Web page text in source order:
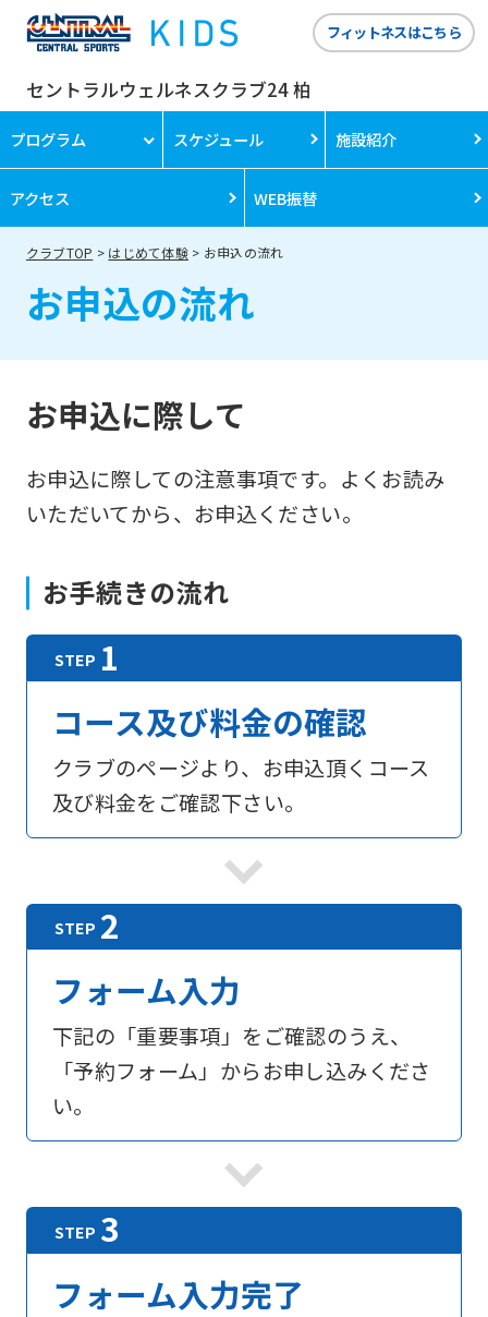
セントラルウェルネスクラブ24 柏
フィットネスはこちら
プログラム スケジュール 施設紹介
アクセス WEB振替
クラブTOP はじめて体験 お申込の流れ
お申込の流れ
お申込に際して
お申込に際しての注意事項です。よくお読み
いただいてから、お申込ください。
お手続きの流れ
コース及び料金の確認
クラブのページより、お申込頂くコース
及び料金をご確認下さい。
フォーム入力
下記の「重要事項」をご確認のうえ、
「予約フォーム」からお申し込みくださ
い。
フォーム入力完了